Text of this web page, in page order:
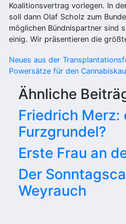
Koalitionsvertrag vorlegen. In
soll dann Olaf Scholz zum
möglichen Bündnispartner sind
einig. Wir präsentieren die
Neues aus der
Powersätze für den
Ähnliche
Friedrich Merz:
Furzgrundel?
Erste Frau an
Der
Weyrauch